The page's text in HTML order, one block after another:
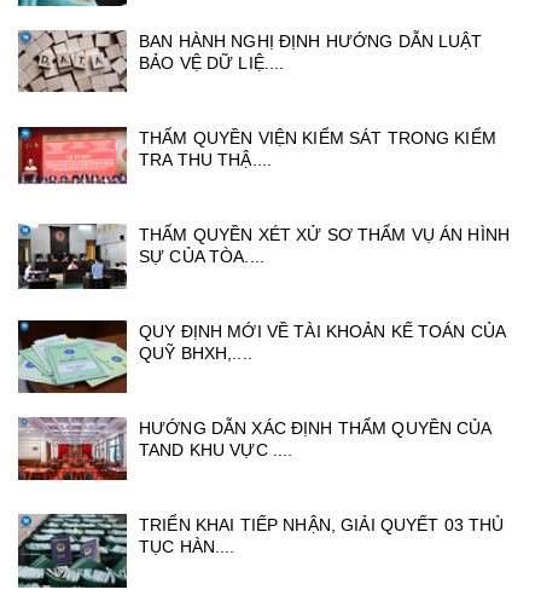
BAN HÀNH NGHỊ ĐỊNH HƯỚNG DẪN LUẬT
BẢO VỆ DỮ LIỆ....
THẨM QUYỀN VIỆN KIỂM SÁT TRONG KIỂM
TRA THU THẬ....
THẨM QUYỀN XÉT XỬ SƠ THẨM VỤ ÁN HÌNH
SỰ CỦA TÒA....
QUY ĐỊNH MỚI VỀ TÀI KHOẢN KẾ TOÁN CỦA
QUỸ BHXH,....
HƯỚNG DẪN XÁC ĐỊNH THẨM QUYỀN CỦA
TAND KHU VỰC ....
TRIỂN KHAI TIẾP NHẬN, GIẢI QUYẾT 03 THỦ
TỤC HÀN....